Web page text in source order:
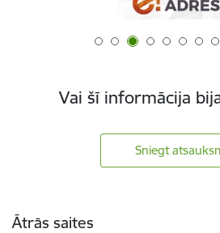
Vai šī informācija
Sniegt
Ātrās saites